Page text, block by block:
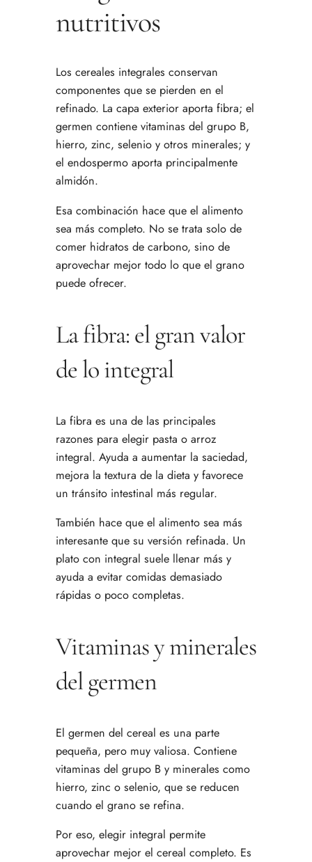
nutritivos
Los cereales integrales conservan
componentes que se pierden en el
refinado. La capa exterior aporta fibra; el
germen contiene vitaminas del grupo B,
hierro, zinc, selenio y otros minerales; y
el endospermo aporta principalmente
almidón.
Esa combinación hace que el alimento
sea más completo. No se trata solo de
comer hidratos de carbono, sino de
aprovechar mejor todo lo que el grano
puede ofrecer.
La fibra: el gran valor
de lo integral
La fibra es una de las principales
razones para elegir pasta o arroz
integral. Ayuda a aumentar la saciedad,
mejora la textura de la dieta y favorece
un tránsito intestinal más regular.
También hace que el alimento sea más
interesante que su versión refinada. Un
plato con integral suele llenar más y
ayuda a evitar comidas demasiado
rápidas o poco completas.
Vitaminas y minerales
del germen
El germen del cereal es una parte
pequeña, pero muy valiosa. Contiene
vitaminas del grupo B y minerales como
hierro, zinc o selenio, que se reducen
cuando el grano se refina.
Por eso, elegir integral permite
aprovechar mejor el cereal completo. Es